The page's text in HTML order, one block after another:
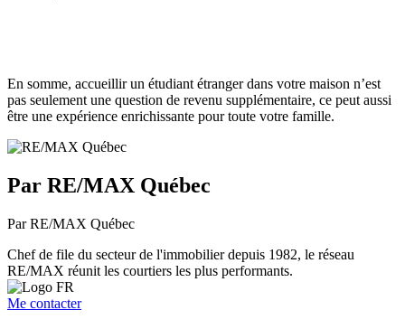
En somme, accueillir un étudiant étranger dans votre maison n’est
pas seulement une question de revenu supplémentaire, ce peut aussi
être une expérience enrichissante pour toute votre famille.
Par RE/MAX Québec
Par RE/MAX Québec
Chef de file du secteur de l'immobilier depuis 1982, le réseau
RE/MAX réunit les courtiers les plus performants.
Me contacter